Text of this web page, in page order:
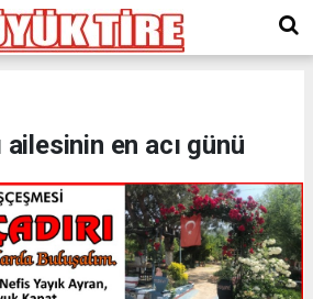
ailesinin en acı günü